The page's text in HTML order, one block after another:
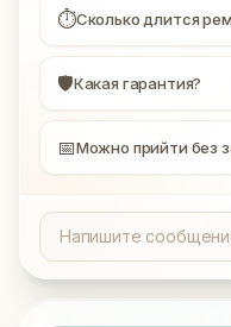
⏱Сколько длится
🛡Какая гарантия?
📅Можно прийти без